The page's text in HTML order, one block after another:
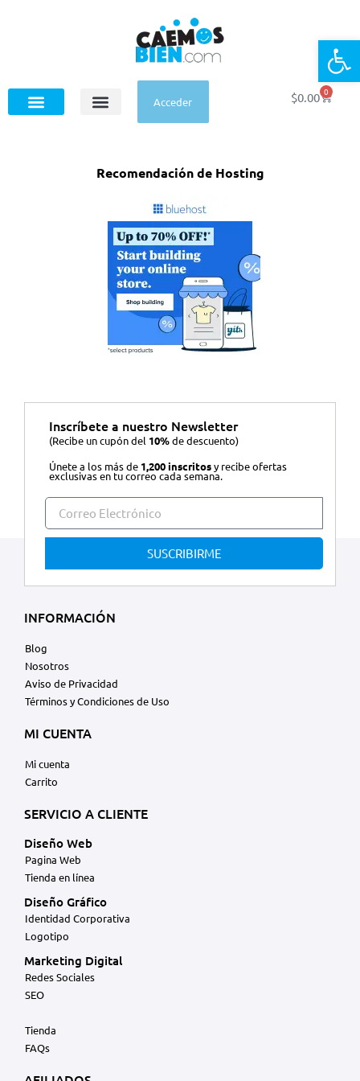
Acceder $0.00 0
Recomendación de Hosting
Inscríbete a nuestro Newsletter
(Recibe un cupón del 10%de descuento)
Únete a los más de 1,200 inscritosy recibe ofertas
exclusivas en tu correo cada semana.
SUSCRIBIRME
INFORMACIÓN
Blog
Nosotros
Aviso de Privacidad
Términos y Condiciones de Uso
MI CUENTA
Mi cuenta
Carrito
SERVICIO A CLIENTE
Diseño Web
Pagina Web
Tienda en línea
Diseño Gráfico
Identidad Corporativa
Logotipo
Marketing Digital
Redes Sociales
SEO
Tienda
FAQs